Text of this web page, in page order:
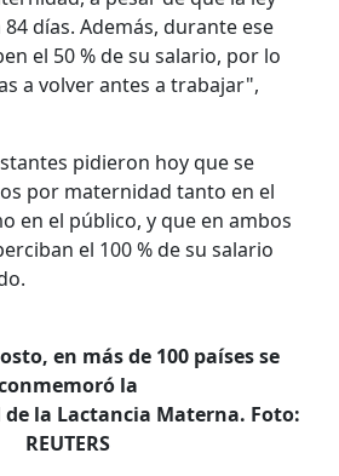
días. Además, durante ese
el 50 % de su salario, por lo
a volver antes a trabajar",
pidieron hoy que se
por maternidad tanto en el
en el público, y que en ambos
el 100 % de su salario
en más de 100 países se
la
la Lactancia Materna. Foto:
REUTERS